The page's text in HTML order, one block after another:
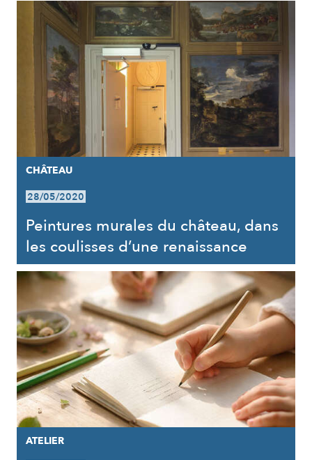
CHÂTEAU
28/05/2020
Peintures murales du château, dans
les coulisses d’une renaissance
ATELIER